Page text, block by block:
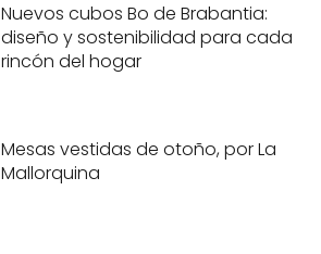
Nuevos cubos Bo de Brabantia:
diseño y sostenibilidad para cada
rincón del hogar
Mesas vestidas de otoño, por La
Mallorquina